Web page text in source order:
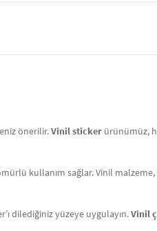
önerilir.Vinil sticker ürünümüz,
kullanım sağlar. Vinil
dilediğiniz yüzeye uygulayın.Vinil